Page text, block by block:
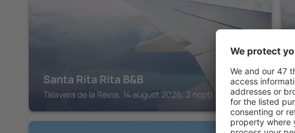
Santa Rita Rita B&B
Talavera de la Reina, 14 august 2026, 2 nopți